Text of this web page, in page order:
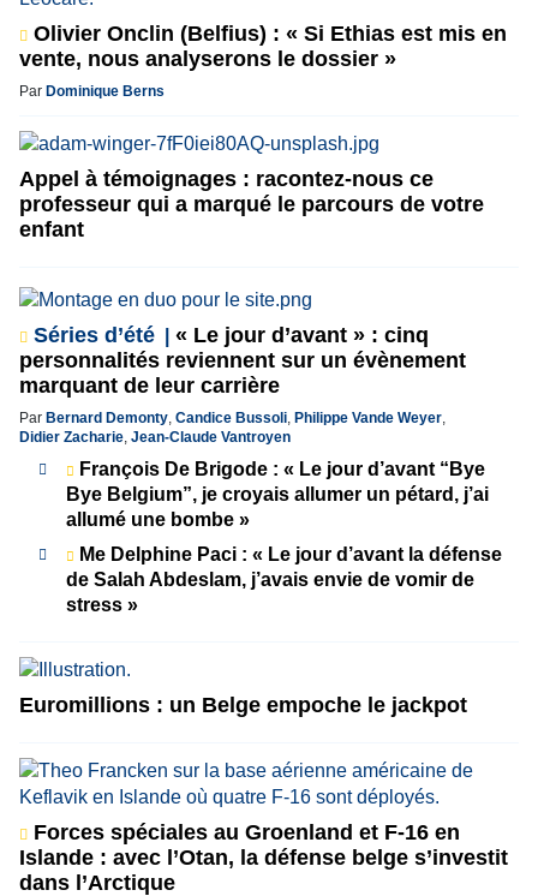
Olivier Onclin (Belfius) : « Si Ethias est mis en
vente, nous analyserons le dossier »
Par Dominique Berns
Appel à témoignages : racontez-nous ce
professeur qui a marqué le parcours de votre
enfant
Séries d’été
« Le jour d’avant » : cinq
personnalités reviennent sur un évènement
marquant de leur carrière
Par Bernard Demonty, Candice Bussoli, Philippe Vande Weyer,
Didier Zacharie, Jean-Claude Vantroyen
François De Brigode : « Le jour d’avant “Bye
Bye Belgium”, je croyais allumer un pétard, j’ai
allumé une bombe »
Me Delphine Paci : « Le jour d’avant la défense
de Salah Abdeslam, j’avais envie de vomir de
stress »
Euromillions : un Belge empoche le jackpot
Forces spéciales au Groenland et F-16 en
Islande : avec l’Otan, la défense belge s’investit
dans l’Arctique